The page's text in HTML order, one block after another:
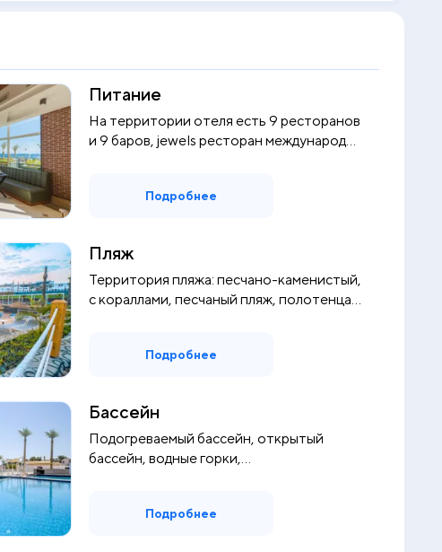
Питание
На территории отеля есть 9 ресторанов
и 9 баров, jewels ресторан международ...
Подробнее
Пляж
Территория пляжа: песчано-каменистый,
с кораллами, песчаный пляж, полотенца...
Подробнее
Бассейн
Подогреваемый бассейн, открытый
бассейн, водные горки,
Подробнее